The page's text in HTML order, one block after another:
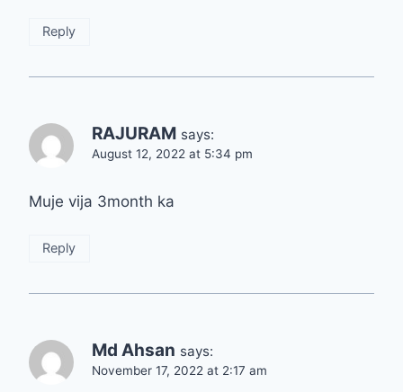
Reply
RAJURAM says:
August 12, 2022 at 5:34 pm
Muje vija 3month ka
Reply
Md Ahsan says:
November 17, 2022 at 2:17 am